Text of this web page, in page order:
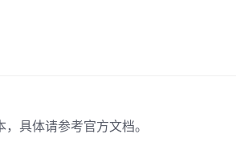
具体请参考官方文档。